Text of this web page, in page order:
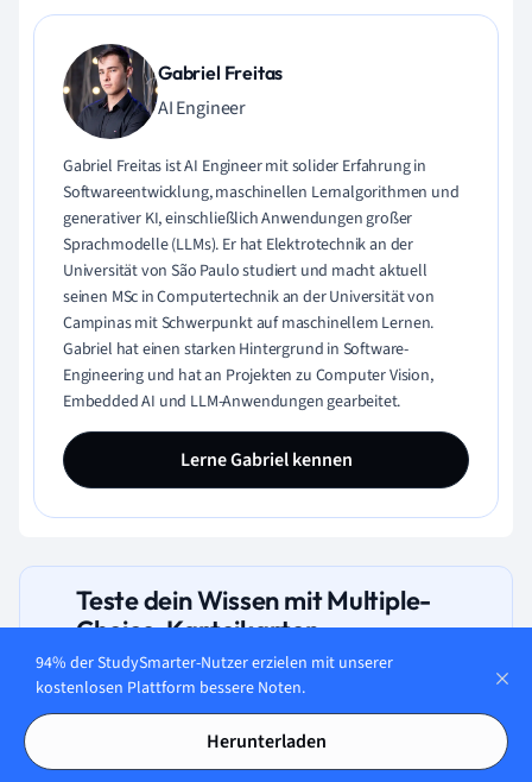
Gabriel Freitas
AI Engineer
Gabriel Freitas ist AI Engineer mit solider Erfahrung in
Softwareentwicklung, maschinellen Lernalgorithmen und
generativer KI, einschließlich Anwendungen großer
Sprachmodelle (LLMs). Er hat Elektrotechnik an der
Universität von São Paulo studiert und macht aktuell
seinen MSc in Computertechnik an der Universität von
Campinas mit Schwerpunkt auf maschinellem Lernen.
Gabriel hat einen starken Hintergrund in Software-
Engineering und hat an Projekten zu Computer Vision,
Embedded AI und LLM-Anwendungen gearbeitet.
Lerne Gabriel kennen
Teste dein Wissen mit Multiple-
Choice-Karteikarten
Wie wirkt eine Querkraft auf die
94% der StudySmarter-Nutzer erzielen mit unserer
kostenlosen Plattform bessere Noten.
Herunterladen